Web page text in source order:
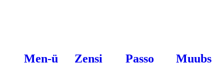
Men-ü
Zensi
Passo
Muubs